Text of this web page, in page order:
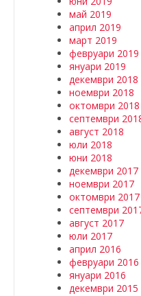
май 2019
април 2019
март 2019
февруари 2019
януари 2019
декември 2018
ноември 2018
октомври 2018
септември
август 2018
юли 2018
юни 2018
декември 2017
ноември 2017
октомври 2017
септември
август 2017
юли 2017
април 2016
февруари 2016
януари 2016
декември 2015